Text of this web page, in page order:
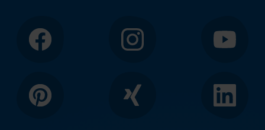
Facebook Instagram YouTube
Pinterest Xing LinkedIn